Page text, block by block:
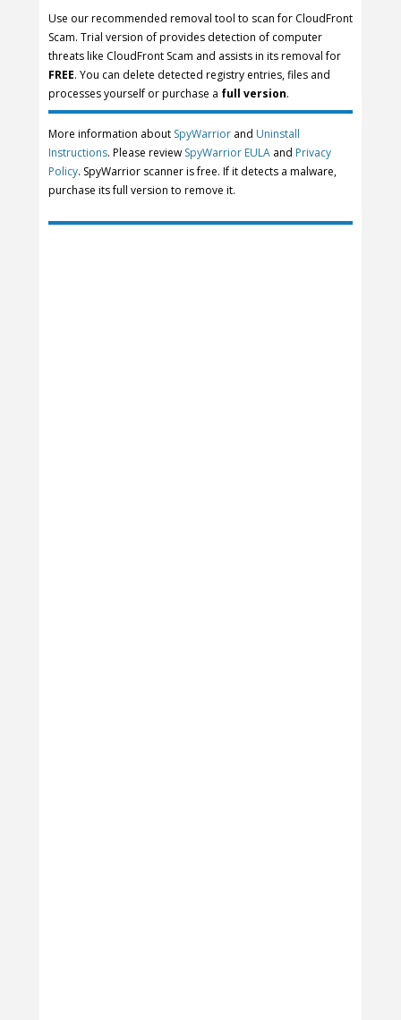
Use our recommended removal tool to scan for CloudFront
Scam. Trial version of provides detection of computer
threats like CloudFront Scam and assists in its removal for
FREE. You can delete detected registry entries, files and
processes yourself or purchase a full version.
More information about SpyWarrior and Uninstall
Instructions. Please review SpyWarrior EULA and Privacy
Policy. SpyWarrior scanner is free. If it detects a malware,
purchase its full version to remove it.